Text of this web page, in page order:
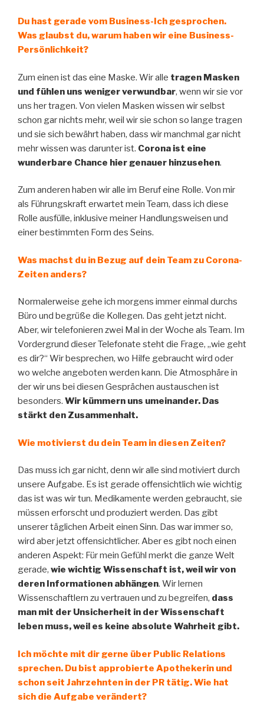
Du hast gerade vom Business-Ich gesprochen.
Was glaubst du, warum haben wir eine Business-
Persönlichkeit?
Zum einen ist das eine Maske. Wir alle tragen Masken
und fühlen uns weniger verwundbar, wenn wir sie vor
uns her tragen. Von vielen Masken wissen wir selbst
schon gar nichts mehr, weil wir sie schon so lange tragen
und sie sich bewährt haben, dass wir manchmal gar nicht
mehr wissen was darunter ist. Corona ist eine
wunderbare Chance hier genauer hinzusehen.
Zum anderen haben wir alle im Beruf eine Rolle. Von mir
als Führungskraft erwartet mein Team, dass ich diese
Rolle ausfülle, inklusive meiner Handlungsweisen und
einer bestimmten Form des Seins.
Was machst du in Bezug auf dein Team zu Corona-
Zeiten anders?
Normalerweise gehe ich morgens immer einmal durchs
Büro und begrüße die Kollegen. Das geht jetzt nicht.
Aber, wir telefonieren zwei Mal in der Woche als Team. Im
Vordergrund dieser Telefonate steht die Frage, „wie geht
es dir?“ Wir besprechen, wo Hilfe gebraucht wird oder
wo welche angeboten werden kann. Die Atmosphäre in
der wir uns bei diesen Gesprächen austauschen ist
besonders. Wir kümmern uns umeinander. Das
stärkt den Zusammenhalt.
Wie motivierst du dein Team in diesen Zeiten?
Das muss ich gar nicht, denn wir alle sind motiviert durch
unsere Aufgabe. Es ist gerade offensichtlich wie wichtig
das ist was wir tun. Medikamente werden gebraucht, sie
müssen erforscht und produziert werden. Das gibt
unserer täglichen Arbeit einen Sinn. Das war immer so,
wird aber jetzt offensichtlicher. Aber es gibt noch einen
anderen Aspekt: Für mein Gefühl merkt die ganze Welt
gerade, wie wichtig Wissenschaft ist, weil wir von
deren Informationen abhängen. Wir lernen
Wissenschaftlern zu vertrauen und zu begreifen, dass
man mit der Unsicherheit in der Wissenschaft
leben muss, weil es keine absolute Wahrheit gibt.
Ich möchte mit dir gerne über Public Relations
sprechen. Du bist approbierte Apothekerin und
schon seit Jahrzehnten in der PR tätig. Wie hat
sich die Aufgabe verändert?